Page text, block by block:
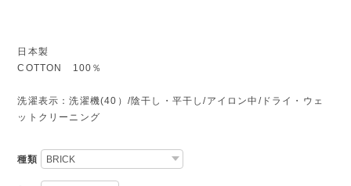
日本製
COTTON 100％
洗濯表示：洗濯機(40）/陰干し・平干し/アイロン中/ドライ・ウェ
ットクリーニング
種類